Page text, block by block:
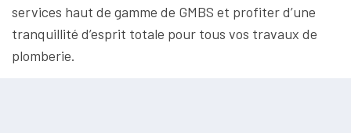
services haut de gamme de GMBS et profiter d’une
tranquillité d’esprit totale pour tous vos travaux de
plomberie.